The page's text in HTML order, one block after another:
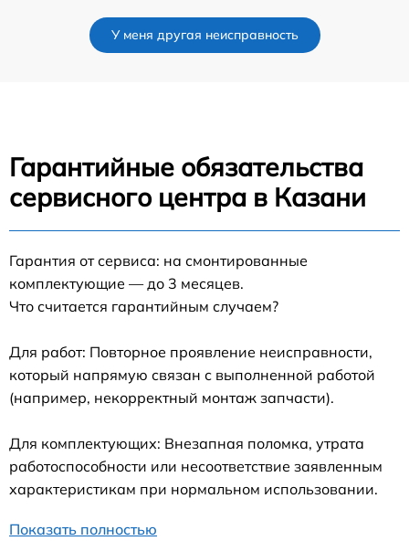
У меня другая неисправность
Гарантийные обязательства
сервисного центра в Казани
Гарантия от сервиса: на смонтированные
комплектующие — до 3 месяцев.
Что считается гарантийным случаем?
Для работ: Повторное проявление неисправности,
который напрямую связан с выполненной работой
(например, некорректный монтаж запчасти).
Для комплектующих: Внезапная поломка, утрата
работоспособности или несоответствие заявленным
характеристикам при нормальном использовании.
Показать полностью